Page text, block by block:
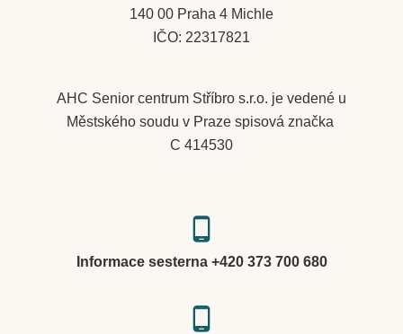
140 00 Praha 4 Michle
IČO: 22317821
AHC Senior centrum Stříbro s.r.o. je vedené u
Městského soudu v Praze spisová značka
C 414530
phone_android
Informace sesterna +420 373 700 680
phone_android